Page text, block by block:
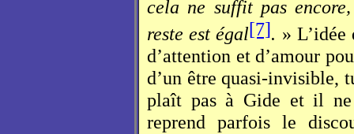
cela ne suffit pas
reste est égal[7]. »
d’attention et d’amour
d’un être quasi-invisible,
plaît pas à Gide et il ne
reprend parfois le